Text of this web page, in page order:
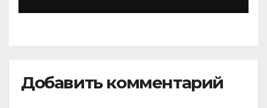
Добавить комментарий